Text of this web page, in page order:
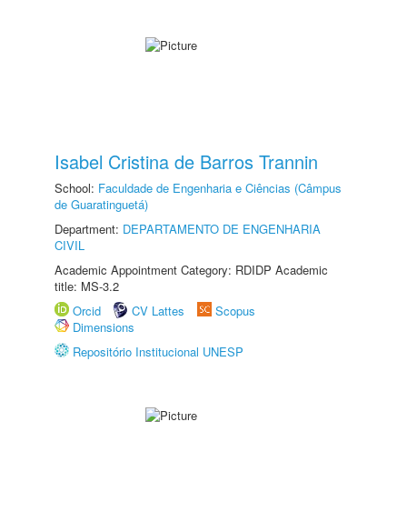
Isabel Cristina de Barros Trannin
School: Faculdade de Engenharia e Ciências (Câmpus
de Guaratinguetá)
Department: DEPARTAMENTO DE ENGENHARIA
CIVIL
Academic Appointment Category: RDIDP Academic
title: MS-3.2
Orcid
CV Lattes
Scopus
Dimensions
Repositório Institucional UNESP